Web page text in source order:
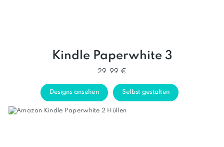
Kindle Paperwhite 3
29.99 €
Designs ansehen Selbst gestalten